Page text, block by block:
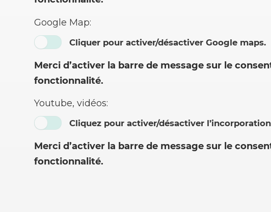
Google Map:
Cliquer pour activer/désactiver Google maps.
Merci d’activer la barre de message sur le
fonctionnalité.
Youtube, vidéos:
Cliquez pour activer/désactiver
Merci d’activer la barre de message sur le
fonctionnalité.